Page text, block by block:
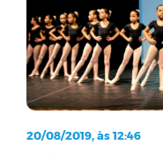
20/08/2019, às 12:46